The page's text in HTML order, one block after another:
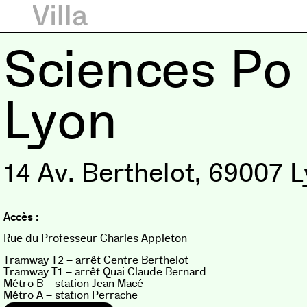
Sciences Po
Lyon
14 Av. Berthelot, 69007
Accès :
Rue du Professeur Charles Appleton
Tramway T2 – arrêt Centre Berthelot
Tramway T1 – arrêt Quai Claude Bernard
Métro B – station Jean Macé
Métro A – station Perrache